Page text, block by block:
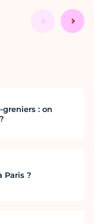
: on
Paris ?